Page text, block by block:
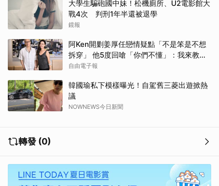
大學生騙砲國中妹！松機廁所、U2電影館大
戰4次 判刑1年半還被退學
鏡報
阿Ken開剿姜厚任戀情疑點「不是笨是不想
拆穿」 他5度回嗆「你們不懂」：我來教育
你們
自由電子報
韓國瑜私下模樣曝光！自駕舊三菱出遊掀熱
議
NOWNEWS今日新聞
轉發 (0)